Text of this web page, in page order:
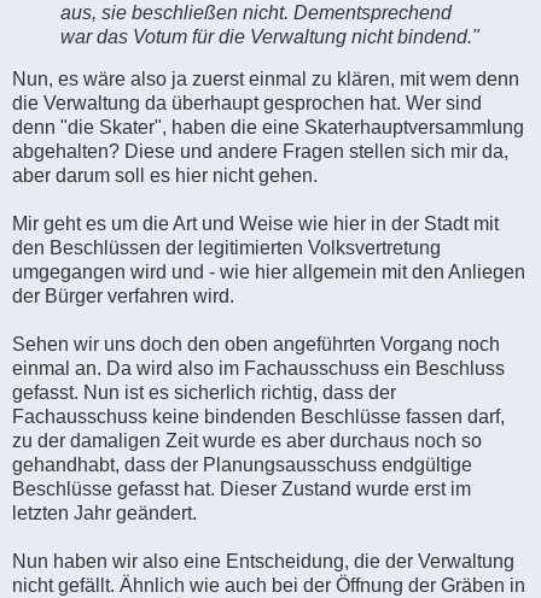
aus, sie beschließen nicht. Dementsprechend
war das Votum für die Verwaltung nicht bindend."
Nun, es wäre also ja zuerst einmal zu klären, mit wem denn
die Verwaltung da überhaupt gesprochen hat. Wer sind
denn "die Skater", haben die eine Skaterhauptversammlung
abgehalten? Diese und andere Fragen stellen sich mir da,
aber darum soll es hier nicht gehen.
Mir geht es um die Art und Weise wie hier in der Stadt mit
den Beschlüssen der legitimierten Volksvertretung
umgegangen wird und - wie hier allgemein mit den Anliegen
der Bürger verfahren wird.
Sehen wir uns doch den oben angeführten Vorgang noch
einmal an. Da wird also im Fachausschuss ein Beschluss
gefasst. Nun ist es sicherlich richtig, dass der
Fachausschuss keine bindenden Beschlüsse fassen darf,
zu der damaligen Zeit wurde es aber durchaus noch so
gehandhabt, dass der Planungsausschuss endgültige
Beschlüsse gefasst hat. Dieser Zustand wurde erst im
letzten Jahr geändert.
Nun haben wir also eine Entscheidung, die der Verwaltung
nicht gefällt. Ähnlich wie auch bei der Öffnung der Gräben in